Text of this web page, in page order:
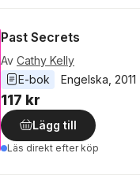
Past Secrets
Av Cathy Kelly
E-bok
Engelska 2011
117 kr
Lägg till
Läs direkt efter köp